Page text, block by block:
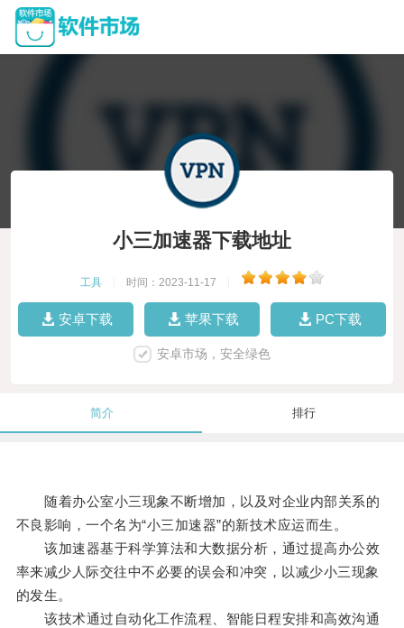
小三加速器下载地址
工具 时间：2023-11-17
安卓下载 苹果下载 PC下载
安卓市场，安全绿色
简介 排行
随着办公室小三现象不断增加，以及对企业内部关系的
不良影响，一个名为“小三加速器”的新技术应运而生。
该加速器基于科学算法和大数据分析，通过提高办公效
率来减少人际交往中不必要的误会和冲突，以减少小三现象
的发生。
该技术通过自动化工作流程、智能日程安排和高效沟通